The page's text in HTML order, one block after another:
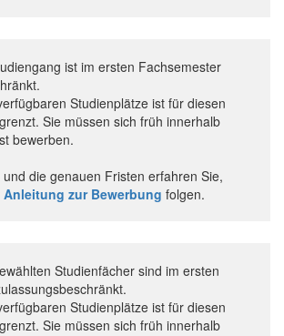
ist im ersten Fachsemester
Studienplätze ist für diesen
Sie müssen sich früh innerhalb
bewerben.
die genauen Fristen erfahren Sie,
Anleitung zur Bewerbung folgen.
Studienfächer sind im ersten
Studienplätze ist für diesen
Sie müssen sich früh innerhalb